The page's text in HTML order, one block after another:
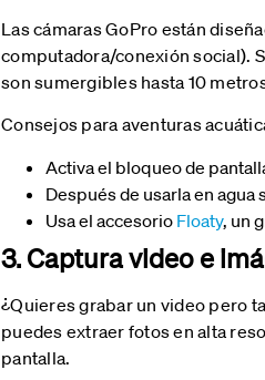
Las cámaras GoPro están
computadora/conexión social).
son sumergibles hasta 10
Consejos para aventuras
Activa el bloqueo de
Después de usarla en agua
Usa el accesorio Floaty, un
3. Captura video e
¿Quieres grabar un video pero
puedes extraer fotos en alta
pantalla.